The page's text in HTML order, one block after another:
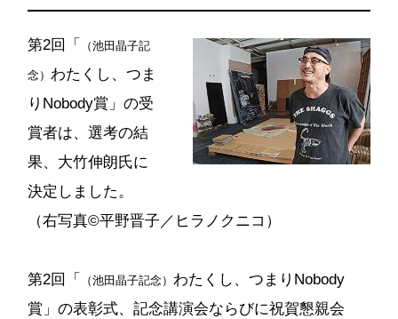
第2回「 （池田晶子記
念） わたくし、つま
りNobody賞」の受
賞者は、選考の結
果、大竹伸朗氏に
決定しました。
（右写真©平野晋子／ヒラノクニコ）
第2回「 （池田晶子記念） わたくし、つまりNobody
賞」の表彰式、記念講演会ならびに祝賀懇親会